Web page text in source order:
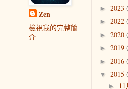
Zen
檢視我的完整簡
介
► 2023
► 2022
► 2020
► 2019
► 2016
▼ 2015
► 11